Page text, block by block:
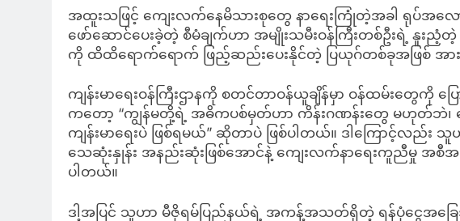
အထူးသဖြင့် ကျေးလက်နေမိသားစုတွေ နာရေးကြုံတဲ့အခါ ရုပ်အ
ဖော်ဆောင်ပေးခဲ့တဲ့ စီမံချက်ဟာ အမျိုးသမီးဝန်ကြီးတစ်ဦးရဲ့ နူး
ကို ထိထိရောက်ရောက် ဖြည့်ဆည်းပေးနိုင်တဲ့ ပြယုဂ်တစ်ခုအဖြစ် အား
ကျန်းမာရေးဝန်ကြီးဌာနကို စတင်တာဝန်ယူချိန်မှာ ဝန်ထမ်းတွေကို
ကတော့ “ကျွန်မတို့ရဲ့ အဓိကပစ်မှတ်ဟာ ကိန်းဂဏန်းတွေ မဟုတ်ဘဲ၊
ကျန်းမာရေးပဲ ဖြစ်ရမယ်” ဆိုတာပဲ ဖြစ်ပါတယ်။ ဒါကြောင့်လည်း
သေဆုံးနှုန်း အနည်းဆုံးဖြစ်အောင်နဲ့ ကျေးလက်နာရေးကူညီမှု အစီအ
ပါတယ်။
ဒါ့အပြင် သူဟာ မီဇိုရမ်ပြည်နယ်ရဲ့ အကန့်အသတ်ရှိတဲ့ ရန်ပုံငွေအခြေ